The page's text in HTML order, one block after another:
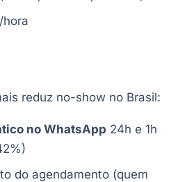
hora
reduz no-show no Brasil:
no WhatsApp 24h e 1h
do agendamento (quem